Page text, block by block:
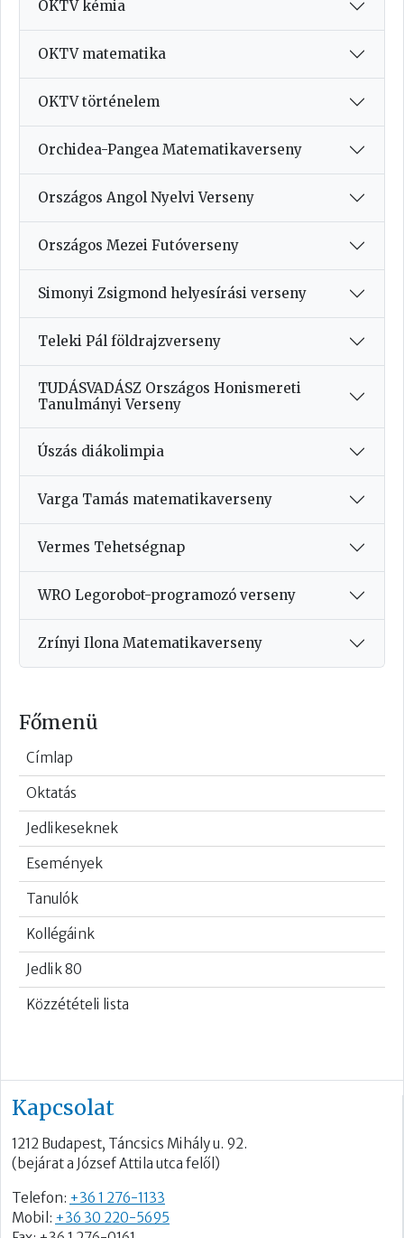
Főmenü
Címlap
Oktatás
Jedlikeseknek
Események
Tanulók
Kollégáink
Jedlik 80
Közzétételi lista
OKTV kémia
OKTV matematika
OKTV történelem
Orchidea-Pangea Matematikaverseny
Országos Angol Nyelvi Verseny
Országos Mezei Futóverseny
Simonyi Zsigmond helyesírási verseny
Teleki Pál földrajzverseny
TUDÁSVADÁSZ Országos Honismereti
Tanulmányi Verseny
Úszás diákolimpia
Varga Tamás matematikaverseny
Vermes Tehetségnap
WRO Legorobot-programozó verseny
Zrínyi Ilona Matematikaverseny
Kapcsolat
1212 Budapest, Táncsics Mihály u. 92.
(bejárat a József Attila utca felől)
Telefon: +36 1 276-1133
Mobil: +36 30 220-5695